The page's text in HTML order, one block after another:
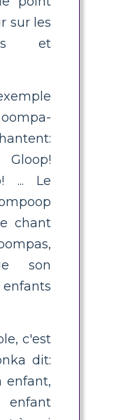
sur les
et
... Le
chant
son
c'est
dit:
enfant,
enfant